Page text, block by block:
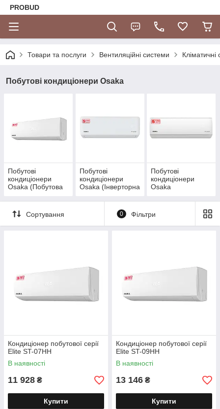
PROBUD
Товари та послуги Вентиляційні системи Кліматичні
Побутові кондиціонери Osaka
Побутові
кондиціонери
Osaka (Побутова
Побутові
кондиціонери
Osaka (Інверторна
Побутові
кондиціонери
Osaka
рна серія Power
Pro Dc Inverter +
Wi-Fi)
Сортування 0 Фільтри
Кондиціонер побутової серії
Elite ST-07HH
В наявності
11 928 ₴
Купити
Кондиціонер побутової серії
Elite ST-09HH
В наявності
13 146 ₴
Купити